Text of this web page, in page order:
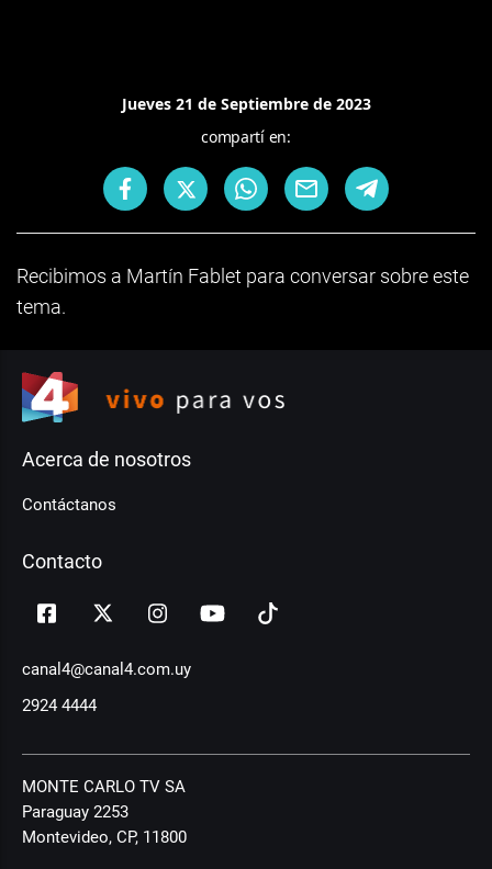
Jueves 21 de Septiembre de 2023
compartí en:
Recibimos a Martín Fablet para conversar sobre este
tema.
Acerca de nosotros
Contáctanos
Contacto
canal4@canal4.com.uy
2924 4444
MONTE CARLO TV SA
Paraguay 2253
Montevideo, CP, 11800